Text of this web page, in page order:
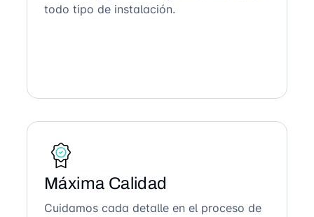
todo tipo de instalación.
Máxima Calidad
Cuidamos cada detalle en el proceso de